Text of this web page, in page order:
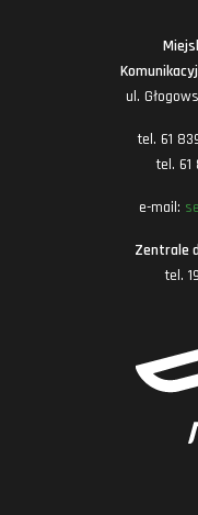
ul.
tel. 61
tel. 61
e-mail:
Zentrale
tel.